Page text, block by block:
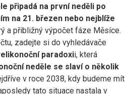
připadá na první neděli po
na 21. březen nebo nejblíže
a přibližný výpočet fáze Měsíce.
zadejte si do vyhledávače
paradoxii, která
neděle se slaví o několik
v roce 2038, kdy budeme mít
tato situace nastala v